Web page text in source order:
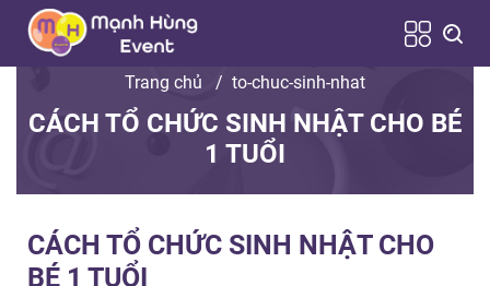
Trang chủ / to-chuc-sinh-nhat
CÁCH TỔ CHỨC SINH NHẬT CHO BÉ
1 TUỔI
CÁCH TỔ CHỨC SINH NHẬT CHO
BÉ 1 TUỔI